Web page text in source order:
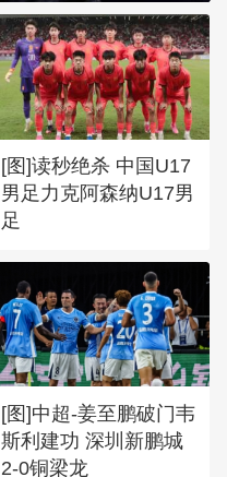
[图]读秒绝杀 中国U17
男足力克阿森纳U17男
足
[图]中超-姜至鹏破门韦
斯利建功 深圳新鹏城
2-0铜梁龙